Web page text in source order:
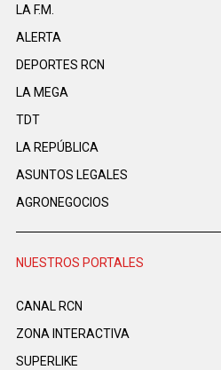
LA F.M.
ALERTA
DEPORTES RCN
LA MEGA
TDT
LA REPÚBLICA
ASUNTOS LEGALES
AGRONEGOCIOS
NUESTROS PORTALES
CANAL RCN
ZONA INTERACTIVA
SUPERLIKE